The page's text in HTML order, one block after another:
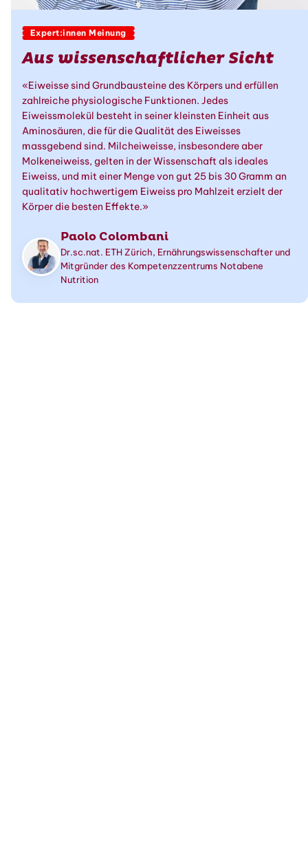
Expert:innen Meinung
Aus wissenschaftlicher Sicht
«Eiweisse sind Grundbausteine des Körpers und erfüllen
zahlreiche physiologische Funktionen. Jedes
Eiweissmolekül besteht in seiner kleinsten Einheit aus
Aminosäuren, die für die Qualität des Eiweisses
massgebend sind. Milcheiweisse, insbesondere aber
Molkeneiweiss, gelten in der Wissenschaft als ideales
Eiweiss, und mit einer Menge von gut 25 bis 30 Gramm an
qualitativ hochwertigem Eiweiss pro Mahlzeit erzielt der
Körper die besten Effekte.»
Paolo Colombani
Dr.sc.nat. ETH Zürich, Ernährungswissenschafter und
Mitgründer des Kompetenzzentrums Notabene
Nutrition